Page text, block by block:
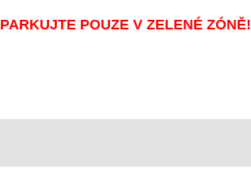
PARKUJTE POUZE V ZELENÉ ZÓNĚ!